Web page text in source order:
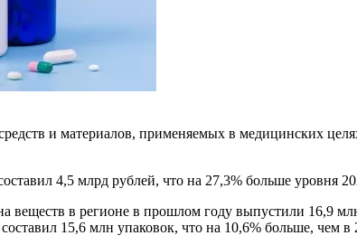
и материалов, применяемых в медицинских
4,5 млрд рублей, что на 27,3% больше уровня
веществ в регионе в прошлом году выпустили 16,9
15,6 млн упаковок, что на 10,6% больше, чем в